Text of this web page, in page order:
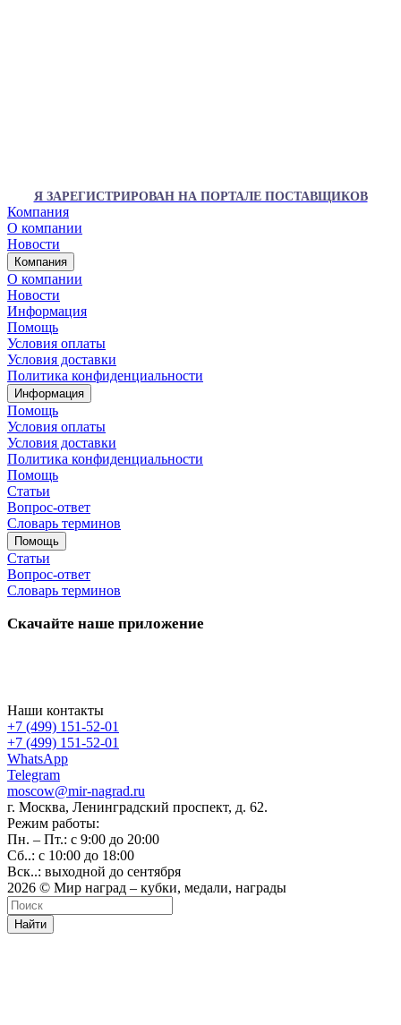
Я ЗАРЕГИСТРИРОВАН НА ПОРТАЛЕ ПОСТАВЩИКОВ
Компания
О компании
Новости
Компания
О компании
Новости
Информация
Помощь
Условия оплаты
Условия доставки
Политика конфиденциальности
Информация
Помощь
Условия оплаты
Условия доставки
Политика конфиденциальности
Помощь
Статьи
Вопрос-ответ
Словарь терминов
Помощь
Статьи
Вопрос-ответ
Словарь терминов
Скачайте наше приложение
Наши контакты
+7 (499) 151-52-01
+7 (499) 151-52-01
WhatsApp
Telegram
moscow@mir-nagrad.ru
г. Москва, Ленинградский проспект, д. 62.
Режим работы:
Пн. – Пт.: с 9:00 до 20:00
Сб..: с 10:00 до 18:00
Вск..: выходной до сентября
2026 © Мир наград – кубки, медали, награды
Найти